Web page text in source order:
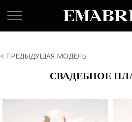
< ПРЕДЫДУЩАЯ МОДЕЛЬ
СВАДЕБНОЕ